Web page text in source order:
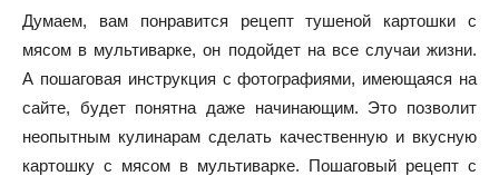
Думаем, вам понравится рецепт тушеной картошки с
мясом в мультиварке, он подойдет на все случаи жизни.
А пошаговая инструкция с фотографиями, имеющаяся на
сайте, будет понятна даже начинающим. Это позволит
неопытным кулинарам сделать качественную и вкусную
картошку с мясом в мультиварке. Пошаговый рецепт с